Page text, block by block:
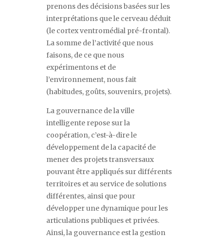
prenons des décisions basées sur les
interprétations que le cerveau déduit
(le cortex ventromédial pré-frontal).
La somme de l’activité que nous
faisons, de ce que nous
expérimentons et de
l’environnement, nous fait
(habitudes, goûts, souvenirs, projets).
La gouvernance de la ville
intelligente repose sur la
coopération, c’est-à-dire le
développement de la capacité de
mener des projets transversaux
pouvant être appliqués sur différents
territoires et au service de solutions
différentes, ainsi que pour
développer une dynamique pour les
articulations publiques et privées.
Ainsi, la gouvernance est la gestion